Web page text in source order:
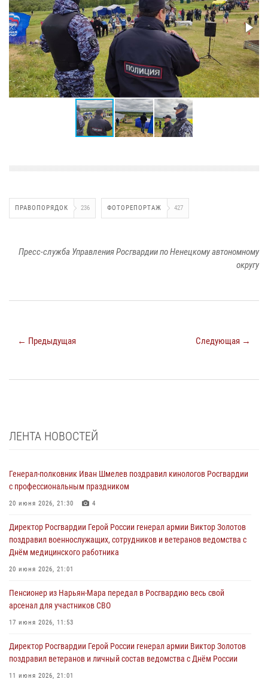
ПРАВОПОРЯДОК 236 ФОТОРЕПОРТАЖ 427
Пресс-служба Управления Росгвардии по Ненецкому автономному
округу
← Предыдущая Следующая →
ЛЕНТА НОВОСТЕЙ
Генерал-полковник Иван Шмелев поздравил кинологов Росгвардии
с профессиональным праздником
20 июня 2026, 21:30 4
Директор Росгвардии Герой России генерал армии Виктор Золотов
поздравил военнослужащих, сотрудников и ветеранов ведомства с
Днём медицинского работника
20 июня 2026, 21:01
Пенсионер из Нарьян-Мара передал в Росгвардию весь свой
арсенал для участников СВО
17 июня 2026, 11:53
Директор Росгвардии Герой России генерал армии Виктор Золотов
поздравил ветеранов и личный состав ведомства с Днём России
11 июня 2026, 21:01